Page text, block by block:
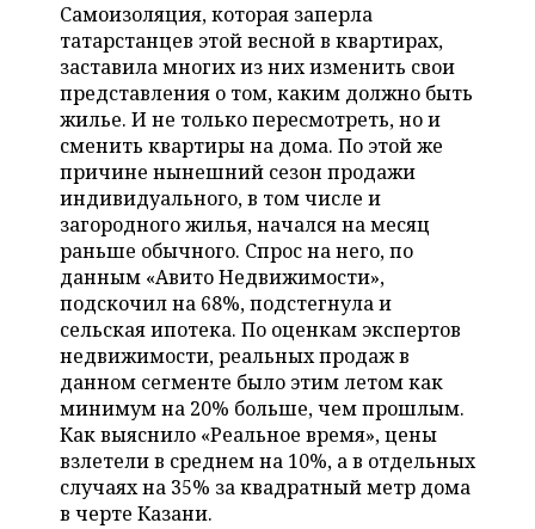
ОТКРЫТАЯ ЛЕКЦИЯ
БАСКЕТБОЛ
ВОЛЕЙБОЛ
КИБЕРСПОРТ
ФИГУРНОЕ КАТАНИЕ
ВОДНЫЕ ВИДЫ СПОРТА
ХОККЕЙ С МЯЧОМ
ИНФРАСТРУКТУРА
ИСТОРИЯ
КУЛЬТУРА
МЕДИЦИНА
ОБРАЗОВАНИЕ
ПРОИСШЕСТВИЯ
СПРАВОЧНИК
СПИСОК ПЕРСОН
СПИСОК КОМПАНИЙ
ПОЛНАЯ ВЕРСИЯ
Самоизоляция, которая заперла
татарстанцев этой весной в квартирах,
заставила многих из них изменить свои
представления о том, каким должно быть
жилье. И не только пересмотреть, но и
сменить квартиры на дома. По этой же
причине нынешний сезон продажи
индивидуального, в том числе и
загородного жилья, начался на месяц
раньше обычного. Спрос на него, по
данным «Авито Недвижимости»,
подскочил на 68%, подстегнула и
сельская ипотека. По оценкам экспертов
недвижимости, реальных продаж в
данном сегменте было этим летом как
минимум на 20% больше, чем прошлым.
Как выяснило «Реальное время», цены
взлетели в среднем на 10%, а в отдельных
случаях на 35% за квадратный метр дома
в черте Казани.